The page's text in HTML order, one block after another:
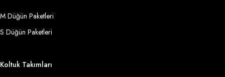
M Düğün Paketleri
S Düğün Paketleri
Koltuk Takımları